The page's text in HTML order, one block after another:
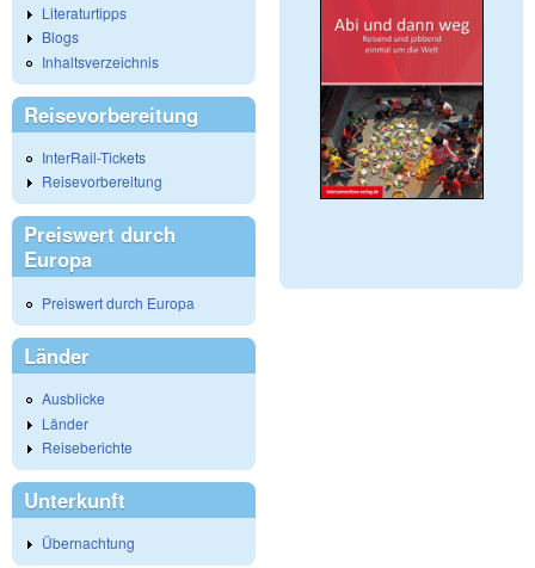
Literaturtipps
Blogs
Inhaltsverzeichnis
Reisevorbereitung
InterRail-Tickets
Reisevorbereitung
Preiswert durch
Europa
Preiswert durch Europa
Länder
Ausblicke
Länder
Reiseberichte
Unterkunft
Übernachtung